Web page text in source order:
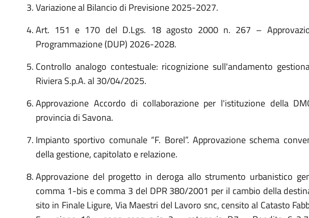
Variazione al Bilancio di Previsione 2025-2027.
Art. 151 e 170 del D.Lgs. 18 agosto 2000 n. 267 –
Programmazione (DUP) 2026-2028.
Controllo analogo contestuale: ricognizione sull'andamento
Riviera S.p.A. al 30/04/2025.
Approvazione Accordo di collaborazione per l'istituzione della
provincia di Savona.
Impianto sportivo comunale “F. Borel”. Approvazione schema
della gestione, capitolato e relazione.
Approvazione del progetto in deroga allo strumento urbanistico
comma 1-bis e comma 3 del DPR 380/2001 per il cambio della
sito in Finale Ligure, Via Maestri del Lavoro snc, censito al Catasto